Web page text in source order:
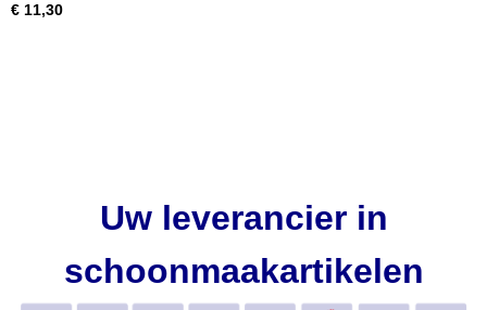
€ 11,30
Uw leverancier in
schoonmaakartikelen